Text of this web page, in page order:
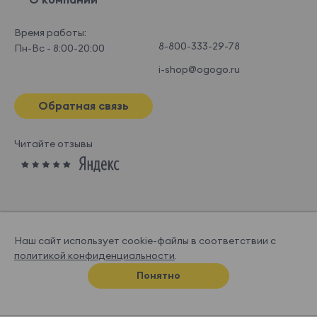
Время работы:
Пн-Вс - 8:00-20:00
8-800-333-29-78
i-shop@ogogo.ru
Обратная связь
Читайте отзывы
© OGOGOHOME, 2026
Спроектировано и нарисовано вСупрематике
Наш сайт использует cookie-файлы в соответствии с
политикой конфиденциальности.
Понятно